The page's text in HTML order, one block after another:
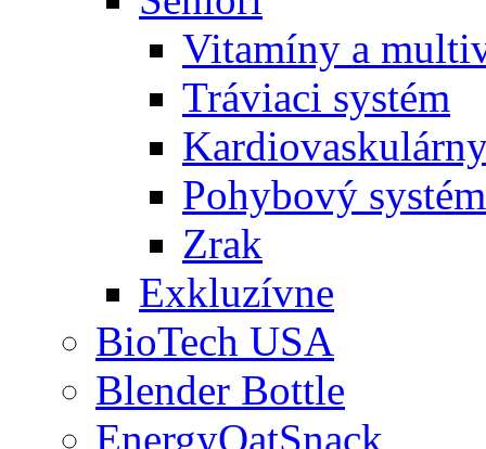
Vitamíny a
Tráviaci systém
Pohybový systém
Zrak
Exkluzívne
BioTech USA
Blender Bottle
EnergyOatSnack